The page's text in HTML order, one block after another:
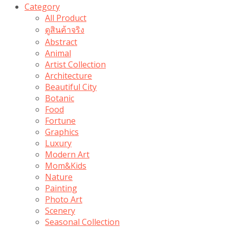
Category
All Product
ดูสินค้าจริง
Abstract
Animal
Artist Collection
Architecture
Beautiful City
Botanic
Food
Fortune
Graphics
Luxury
Modern Art
Mom&Kids
Nature
Painting
Photo Art
Scenery
Seasonal Collection